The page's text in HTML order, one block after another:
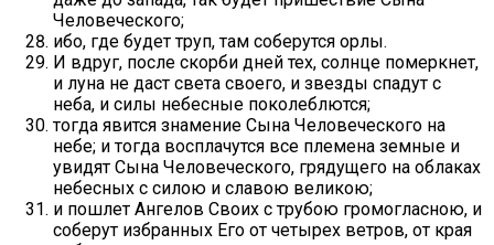
Человеческого;
ибо, где будет труп, там соберутся орлы.
И вдруг, после скорби дней тех, солнце померкнет,
и луна не даст света своего, и звезды спадут с
неба, и силы небесные поколеблются;
тогда явится знамение Сына Человеческого на
небе; и тогда восплачутся все племена земные и
увидят Сына Человеческого, грядущего на облаках
небесных с силою и славою великою;
и пошлет Ангелов Своих с трубою громогласною, и
соберут избранных Его от четырех ветров, от края